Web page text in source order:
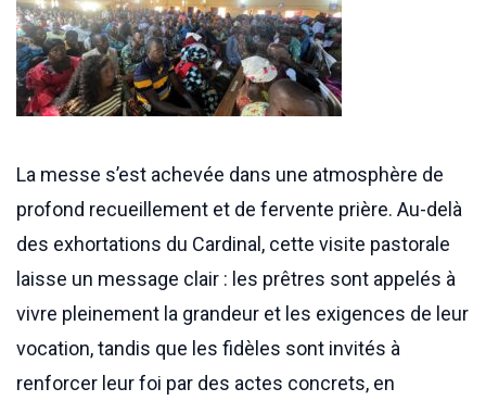
La messe s’est achevée dans une atmosphère de
profond recueillement et de fervente prière. Au-delà
des exhortations du Cardinal, cette visite pastorale
laisse un message clair : les prêtres sont appelés à
vivre pleinement la grandeur et les exigences de leur
vocation, tandis que les fidèles sont invités à
renforcer leur foi par des actes concrets, en